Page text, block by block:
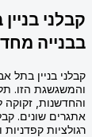
בניין
מחדש
בניין בתל אביב
הזו. תל
זקוקה
שונים. קבלני
קפדניות